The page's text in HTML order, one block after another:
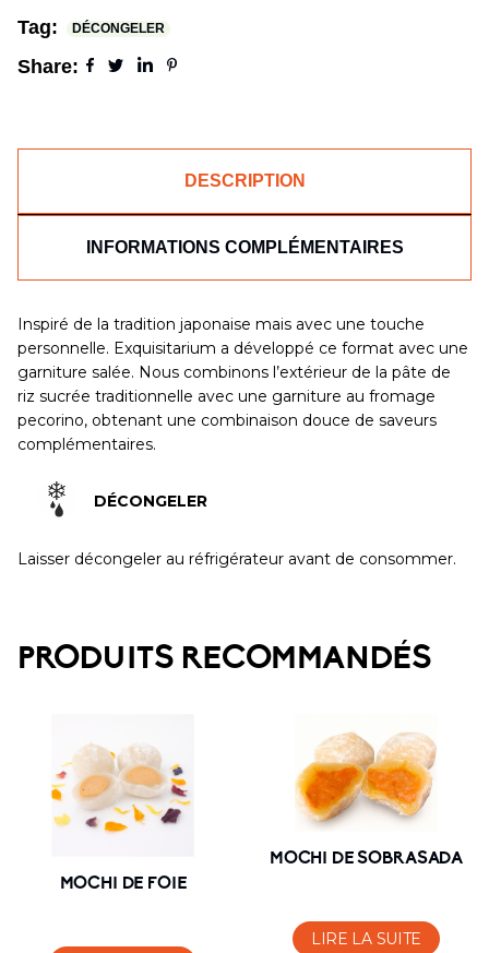
Tag: DÉCONGELER
Share:
DESCRIPTION
INFORMATIONS COMPLÉMENTAIRES
Inspiré de la tradition japonaise mais avec une touche
personnelle. Exquisitarium a développé ce format avec une
garniture salée. Nous combinons l’extérieur de la pâte de
riz sucrée traditionnelle avec une garniture au fromage
pecorino, obtenant une combinaison douce de saveurs
complémentaires.
DÉCONGELER
Laisser décongeler au réfrigérateur avant de consommer.
PRODUITS RECOMMANDÉS
MOCHI DE FOIE
MOCHI DE SOBRASADA
LIRE LA SUITE